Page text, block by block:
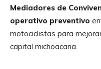
Mediadores de
operativo preventivo
motociclistas para
capital michoacana.